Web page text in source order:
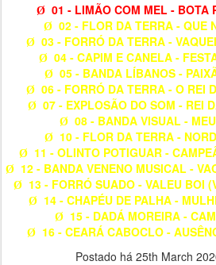
Ø 01 - LIMÃO COM MEL - BOTA
Ø 02 - FLOR DA TERRA - QUE
Ø 03 - FORRÓ DA TERRA -
Ø 04 - CAPIM E CANELA -
Ø 05 - BANDA LÍBANOS -
Ø 06 - FORRÓ DA TERRA - O REI
Ø 07 - EXPLOSÃO DO SOM - REI
Ø 08 - BANDA VISUAL -
Ø 10 - FLOR DA TERRA -
Ø 11 - OLINTO POTIGUAR -
Ø 12 - BANDA VENENO MUSICAL -
Ø 13 - FORRÓ SUADO - VALEU BOI
Ø 14 - CHAPÉU DE PALHA -
Ø 15 - DADÁ MOREIRA -
Ø
16 - CEARÁ CABOCLO -
Postado há 25th March